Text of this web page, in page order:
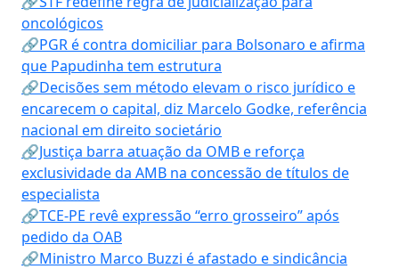
oncológicos
🔗PGR é contra domiciliar para Bolsonaro e afirma
que Papudinha tem estrutura
🔗Decisões sem método elevam o risco jurídico e
encarecem o capital, diz Marcelo Godke, referência
nacional em direito societário
🔗Justiça barra atuação da OMB e reforça
exclusividade da AMB na concessão de títulos de
especialista
🔗TCE-PE revê expressão “erro grosseiro” após
pedido da OAB
🔗Ministro Marco Buzzi é afastado e sindicância